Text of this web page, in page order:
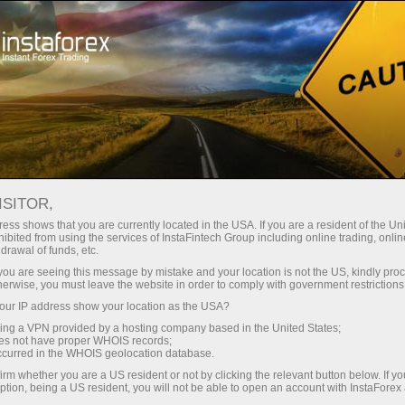
InstaForex bilan siz haqiqatan
ega bo‘lasiz: 1:5000 gacha kredit
yelkasi, bozordagi eng yaxshi
spred va komissiyalardan biri,
shuningdek aksiyalar va indekslar
bilan savdo qilish uchun qulay
shartlar.
Kichik
Har bir depozit uchun
30% bonus
Savdoda
va trassada tezlik
shows that you are currently located in the USA. If you are a resident of the
from using the services of InstaFintech Group including online trading,
of funds, etc.
are seeing this message by mistake and your location is not the US, kindly
you must leave the website in order to comply with government
IP address show your location as the USA?
a VPN provided by a hosting company based in the United States;
not have proper WHOIS records;
in the WHOIS geolocation database.
whether you are a US resident or not by clicking the relevant button below. If
being a US resident, you will not be able to open an account with InstaForex